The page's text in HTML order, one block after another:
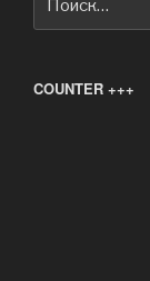
COUNTER +++